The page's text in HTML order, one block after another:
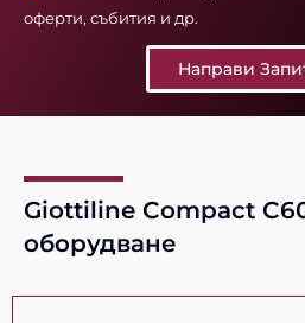
оферти, събития и др.
Направи
Giottiline Compact
оборудване